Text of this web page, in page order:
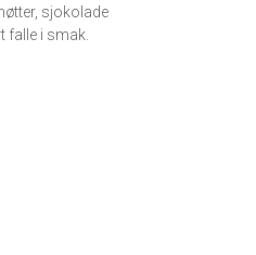
sjokolade
falle i smak.